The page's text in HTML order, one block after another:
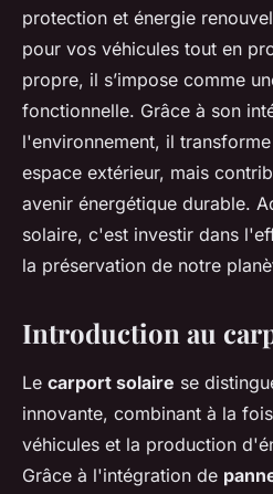
protection et énergie
pour vos véhicules tout en
propre, il s’impose comme
fonctionnelle. Grâce à son
l'environnement, il
espace extérieur, mais
avenir énergétique durable.
solaire, c'est investir dans
la préservation de notre
Introduction au
Le carport solaire se
innovante, combinant à la
véhicules et la production
Grâce à l'intégration de